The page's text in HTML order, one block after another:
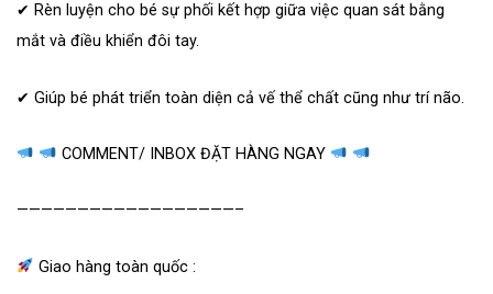
✔ Rèn luyện cho bé sự phối kết hợp giữa việc quan sát bằng
mắt và điều khiển đôi tay.
✔ Giúp bé phát triển toàn diện cả vế thể chất cũng như trí não.
COMMENT/ INBOX ĐẶT HÀNG NGAY
——————————————————–
Giao hàng toàn quốc :